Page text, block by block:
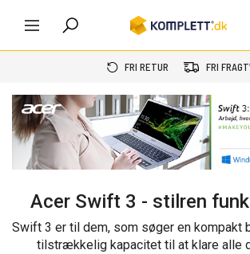
FRI RETUR FRI
Acer Swift 3 - stilren
Swift 3 er til dem, som søger en kompakt
tilstrækkelig kapacitet til at klare alle